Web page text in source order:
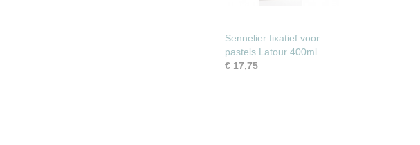
Sennelier fixatief voor
pastels Latour 400ml
€ 17,75